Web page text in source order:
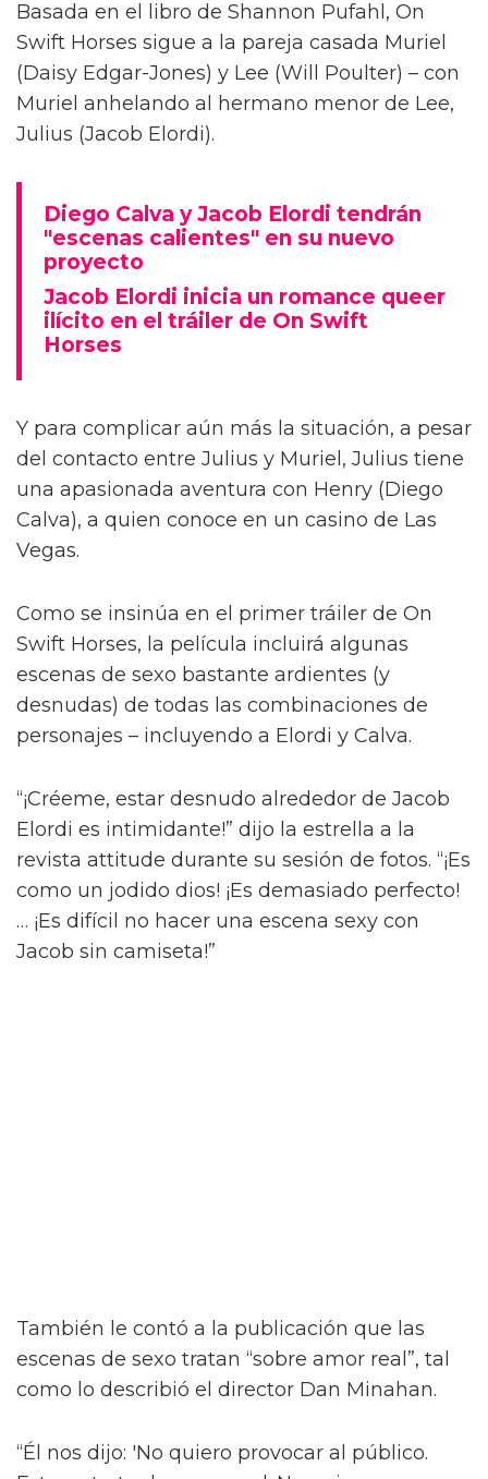
Diego Calva ha hablado sobre las escenas
desnudas con el actor de Euphoria y su novio
en pantalla Jacob Elordi para On Swift Horses,
describiéndolas como 'intimidantes'.
Basada en el libro de Shannon Pufahl, On
Swift Horses sigue a la pareja casada Muriel
(Daisy Edgar-Jones) y Lee (Will Poulter) – con
Muriel anhelando al hermano menor de Lee,
Diego Calva y Jacob Elordi tendrán
"escenas calientes" en su nuevo
proyecto
Jacob Elordi inicia un romance queer
ilícito en el tráiler de On Swift
Y para complicar aún más la situación, a pesar
del contacto entre Julius y Muriel, Julius tiene
una apasionada aventura con Henry (Diego
Calva), a quien conoce en un casino de Las
Como se insinúa en el primer tráiler de On
Swift Horses, la película incluirá algunas
escenas de sexo bastante ardientes (y
desnudas) de todas las combinaciones de